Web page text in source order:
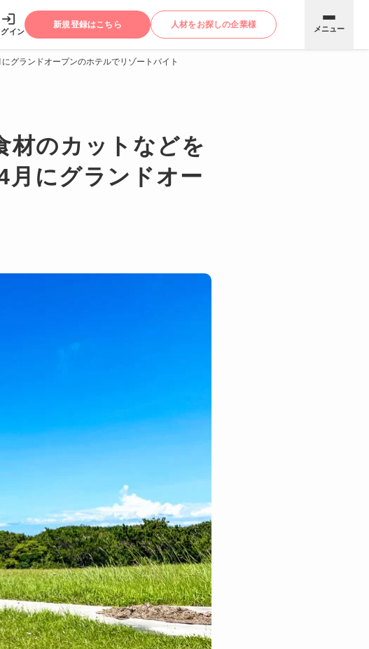
グイン
新規登録はこちら 人材をお探しの企業様 メニュー
グランドオープンのホテルでリゾートバイト
材のカットなどを
月にグランドオー